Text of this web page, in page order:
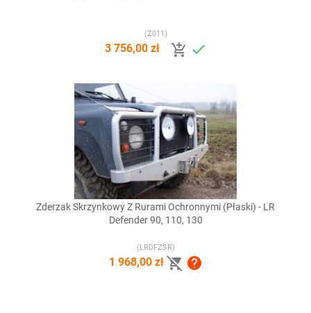
(Z011)
3 756,00 zł  
Zderzak Skrzynkowy Z Rurami Ochronnymi (płaski) - LR
Defender 90, 110, 130
(LRDFZSR)
1 968,00 zł  